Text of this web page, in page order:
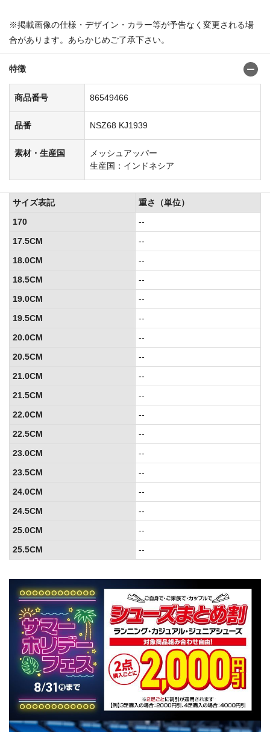
※掲載画像の仕様・デザイン・カラー等が予告なく変更される場
合があります。あらかじめご了承下さい。
特徴
商品番号 86549466
品番 NSZ68 KJ1939
素材・生産国
メッシュアッパー
生産国：インドネシア
サイズ表記
重さ（単位）
170
--
17.5CM
--
18.0CM
--
18.5CM
--
19.0CM
--
19.5CM
--
20.0CM
--
20.5CM
--
21.0CM
--
21.5CM
--
22.0CM
--
22.5CM
--
23.0CM
--
23.5CM
--
24.0CM
--
24.5CM
--
25.0CM
--
25.5CM
--